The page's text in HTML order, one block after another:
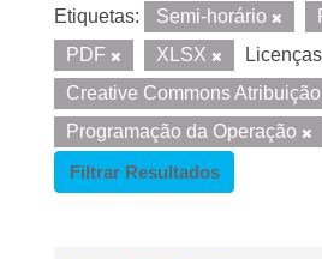
Etiquetas: Semi-horário
PDF
XLSX
Creative Commons Atribuição
Programação da Operação
Filtrar Resultados